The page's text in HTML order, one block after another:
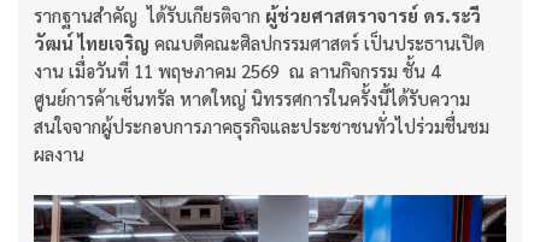
รากฐานสำคัญ ได้รับเกียรติจาก ผู้ช่วยศาสตราจารย์ ดร.ระวี
วัฒน์ ไทยเจริญ คณบดีคณะศิลปกรรมศาสตร์ เป็นประธานเปิด
งาน เมื่อวันที่ 11 พฤษภาคม 2569 ณ ลานกิจกรรม ชั้น 4
ศูนย์การค้าเซ็นทรัล หาดใหญ่ นิทรรศการในครั้งนี้ได้รับความ
สนใจจากผู้ประกอบการภาคธุรกิจและประชาชนทั่วไปร่วมชื่นชม
ผลงาน